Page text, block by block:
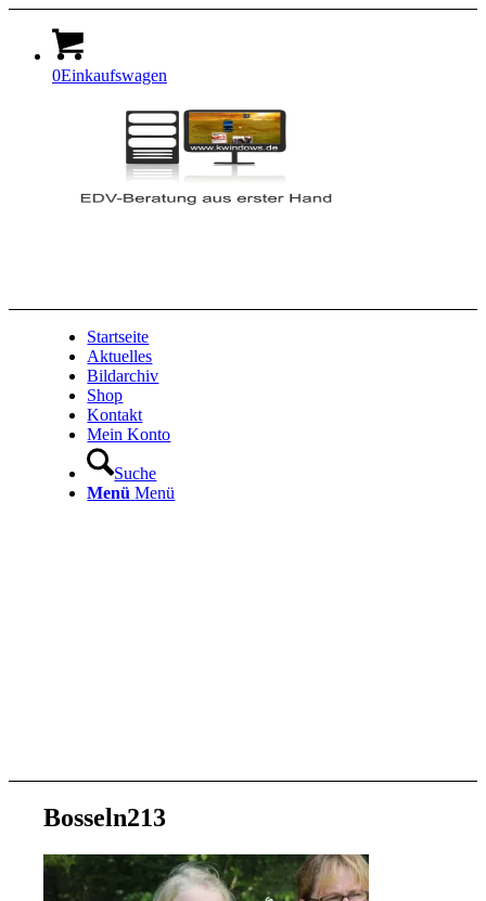
0Einkaufswagen
Startseite
Aktuelles
Bildarchiv
Shop
Kontakt
Mein Konto
Suche
Menü Menü
Bosseln213